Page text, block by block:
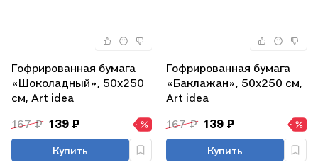
Гофрированная бумага
«Шоколадный», 50х250
см, Art idea
167 ₽ 139 ₽
Купить
Гофрированная бумага
«Баклажан», 50х250 см,
Art idea
167 ₽ 139 ₽
Купить